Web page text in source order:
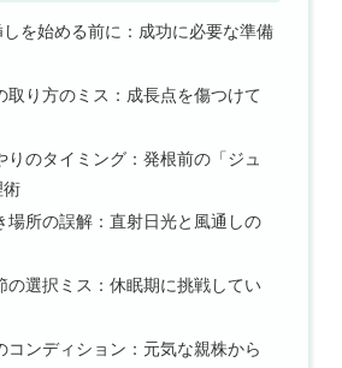
を始める前に：成功に必要な準備
り方のミス：成長点を傷つけて
のタイミング：発根前の「ジュ
術
所の誤解：直射日光と風通しの
選択ミス：休眠期に挑戦してい
ンディション：元気な親株から